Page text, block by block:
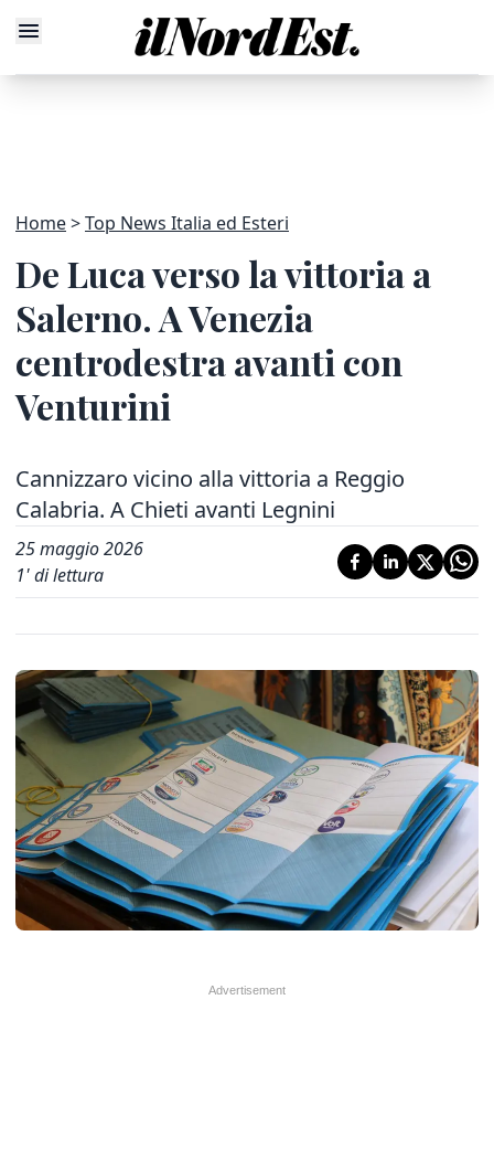
Home Top News Italia ed Esteri
De Luca verso la vittoria a
Salerno. A Venezia
centrodestra avanti con
Venturini
Cannizzaro vicino alla vittoria a Reggio
Calabria. A Chieti avanti Legnini
25 maggio 2026
1' di lettura